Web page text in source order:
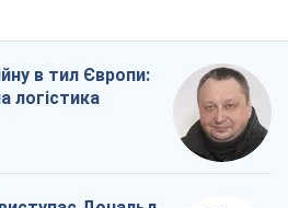
в тил Європи:
логістика